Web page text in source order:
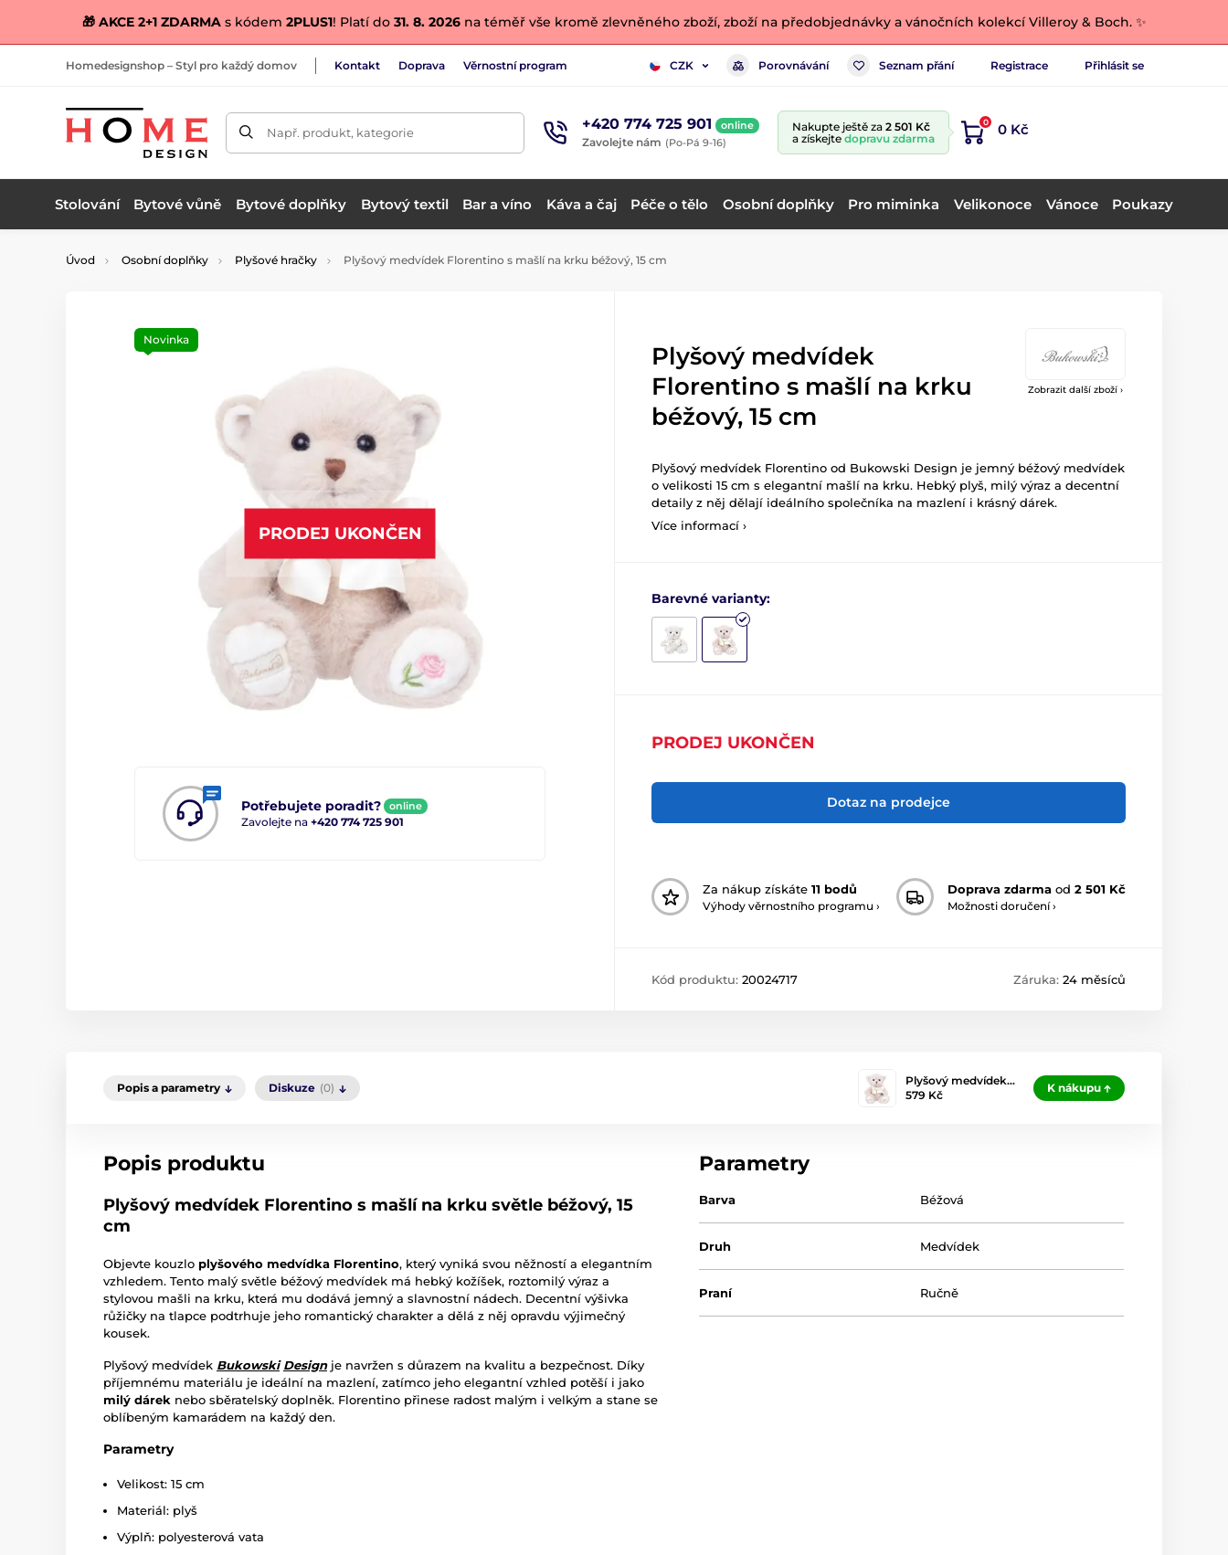
🎁 AKCE 2+1 ZDARMAs kódem 2PLUS1! Platí do31. 8. 2026na téměř vše kromě zlevněného zboží, zboží na předobjednávky a vánočních kolekcí Villeroy & Boch. ✨
Homedesignshop – Styl pro každý domov Kontakt Doprava Věrnostní program CZK Porovnávání Seznam přání Registrace Přihlásit se
Např. produkt, kategorie +420 774 725 901 online
Zavolejte nám (Po-Pá 9-16)
Nakupte ještě za 2 501 Kč
a získejte dopravu zdarma
0 0 Kč
Stolování Bytové vůně Bytové doplňky Bytový textil Bar a víno Káva a čaj Péče o tělo Osobní doplňky Pro miminka Velikonoce Vánoce Poukazy
Úvod Osobní doplňky Plyšové hračky Plyšový medvídek Florentino s mašlí na krku béžový, 15 cm
Zobrazit další zboží ›
PRODEJ UKONČEN
Potřebujete poradit? online
Zavolejte na +420 774 725 901
Novinka
Plyšový medvídek
Florentino s mašlí na krku
béžový, 15 cm
Plyšový medvídek Florentino od Bukowski Design je jemný béžový medvídek
o velikosti 15 cm s elegantní mašlí na krku. Hebký plyš, milý výraz a decentní
detaily z něj dělají ideálního společníka na mazlení i krásný dárek.
Více informací ›
Barevné varianty:
PRODEJ UKONČEN
Dotaz na prodejce
Za nákup získáte 11 bodů
Výhody věrnostního programu ›
Doprava zdarma od 2 501 Kč
Možnosti doručení ›
Kód produktu: 20024717 Záruka: 24 měsíců
Popis a parametry Diskuze (0)
Plyšový medvídek…
579 Kč
K nákupu
Popis produktu
Plyšový medvídek Florentino s mašlí na krku světle béžový, 15
cm
Objevte kouzlo plyšového medvídka Florentino, který vyniká svou něžností a elegantním
vzhledem. Tento malý světle béžový medvídek má hebký kožíšek, roztomilý výraz a
stylovou mašli na krku, která mu dodává jemný a slavnostní nádech. Decentní výšivka
růžičky na tlapce podtrhuje jeho romantický charakter a dělá z něj opravdu výjimečný
kousek.
Plyšový medvídek Bukowski Designje navržen s důrazem na kvalitu a bezpečnost. Díky
příjemnému materiálu je ideální na mazlení, zatímco jeho elegantní vzhled potěší i jako
milý dárek nebo sběratelský doplněk. Florentino přinese radost malým i velkým a stane se
oblíbeným kamarádem na každý den.
Parametry
Velikost: 15 cm
Materiál: plyš
Výplň: polyesterová vata
Parametry
Barva Béžová
Druh Medvídek
Praní Ručně